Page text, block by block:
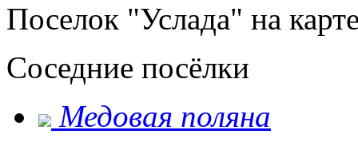
Поселок "Услада" на
Соседние посёлки
Медовая поляна